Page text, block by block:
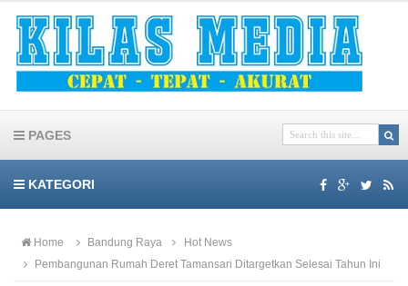
PAGES
KATEGORI
Home Bandung Raya
Hot News
Pembangunan Rumah Deret Tamansari Ditargetkan Selesai Tahun Ini